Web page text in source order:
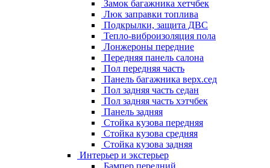
Замок багажника хетчбек
Люк заправки топлива
Подкрылки, защита ДВС
Тепло-виброизоляция пола
Лонжероны передние
Передняя панель салона
Пол передняя часть
Панель багажника верх.сед
Пол задняя часть седан
Пол задняя часть хэтчбек
Панель задняя
Стойка кузова передняя
Стойка кузова средняя
Стойка кузова задняя
Интерьер и экстерьер
Бампер передний